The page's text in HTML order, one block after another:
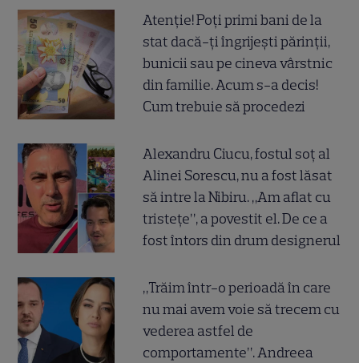
Atenție! Poți primi bani de la
stat dacă-ți îngrijești părinții,
bunicii sau pe cineva vârstnic
din familie. Acum s-a decis!
Cum trebuie să procedezi
Alexandru Ciucu, fostul soț al
Alinei Sorescu, nu a fost lăsat
să intre la Nibiru. „Am aflat cu
tristețe”, a povestit el. De ce a
fost întors din drum designerul
„Trăim într-o perioadă în care
nu mai avem voie să trecem cu
vederea astfel de
comportamente”. Andreea